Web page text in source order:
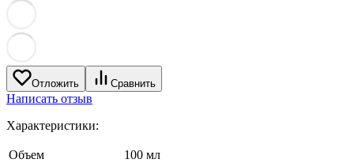
Отложить Сравнить
Написать отзыв
Характеристики:
Объем
100 мл